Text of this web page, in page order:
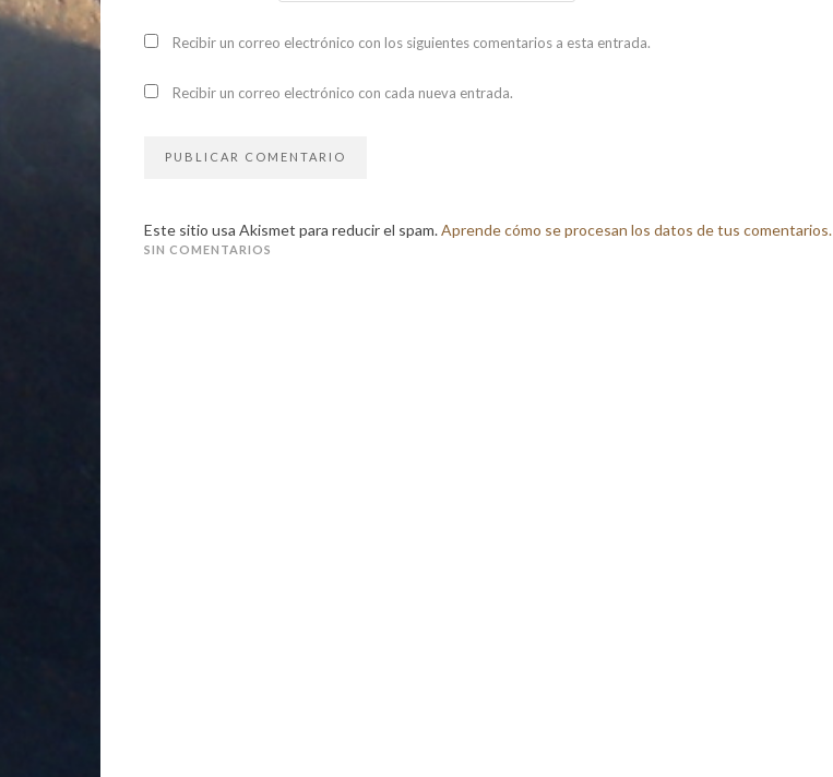
Recibir un correo electrónico con los siguientes comentarios a esta entrada.
Recibir un correo electrónico con cada nueva entrada.
Este sitio usa Akismet para reducir el spam.Aprende cómo se procesan los datos de tus comentarios.
SIN COMENTARIOS